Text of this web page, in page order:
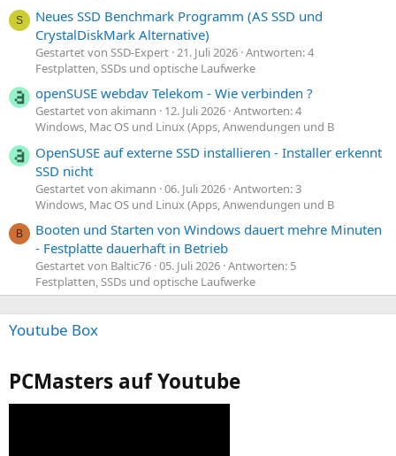
S
Neues SSD Benchmark Programm (AS SSD und
CrystalDiskMark Alternative)
Gestartet von SSD-Expert 21. Juli 2026 Antworten: 4
Festplatten, SSDs und optische Laufwerke
openSUSE webdav Telekom - Wie verbinden ?
Gestartet von akimann 12. Juli 2026 Antworten: 4
Windows, Mac OS und Linux (Apps, Anwendungen und B
OpenSUSE auf externe SSD installieren - Installer erkennt
SSD nicht
Gestartet von akimann 06. Juli 2026 Antworten: 3
Windows, Mac OS und Linux (Apps, Anwendungen und B
B
Booten und Starten von Windows dauert mehre Minuten
- Festplatte dauerhaft in Betrieb
Gestartet von Baltic76 05. Juli 2026 Antworten: 5
Festplatten, SSDs und optische Laufwerke
Youtube Box
PCMasters auf Youtube